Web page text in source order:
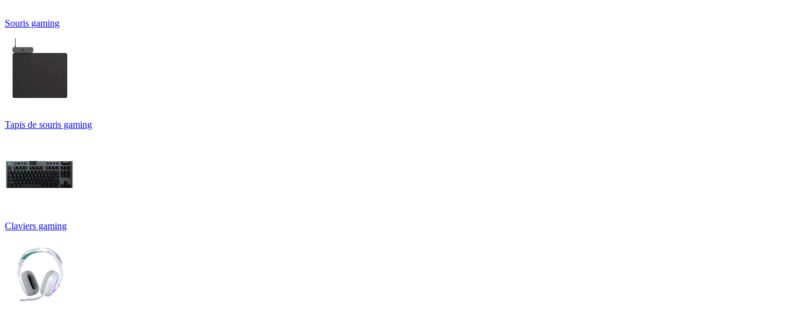
Souris gaming
Tapis de souris gaming
Claviers gaming